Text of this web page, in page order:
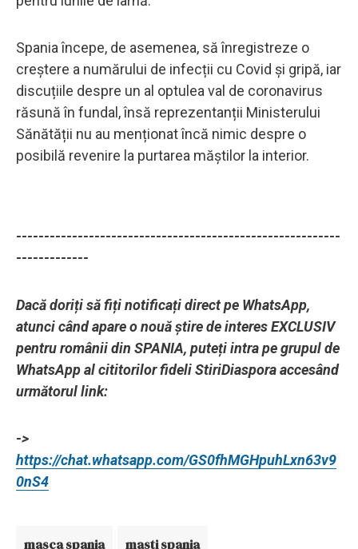
Spania începe, de asemenea, să înregistreze o
creștere a numărului de infecții cu Covid și gripă, iar
discuțiile despre un al optulea val de coronavirus
răsună în fundal, însă reprezentanții Ministerului
Sănătății nu au menționat încă nimic despre o
posibilă revenire la purtarea măștilor la interior.
----------------------------------------------------------
-------------
Dacă doriți să fiți notificați direct pe WhatsApp,
atunci când apare o nouă știre de interes EXCLUSIV
pentru românii din SPANIA, puteți intra pe grupul de
WhatsApp al cititorilor fideli StiriDiaspora accesând
următorul link:
->
https://chat.whatsapp.com/GS0fhMGHpuhLxn63v9
0nS4
masca spania masti spania